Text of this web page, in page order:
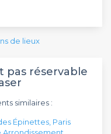
de lieux
pas réservable
similaires :
Épinettes, Paris